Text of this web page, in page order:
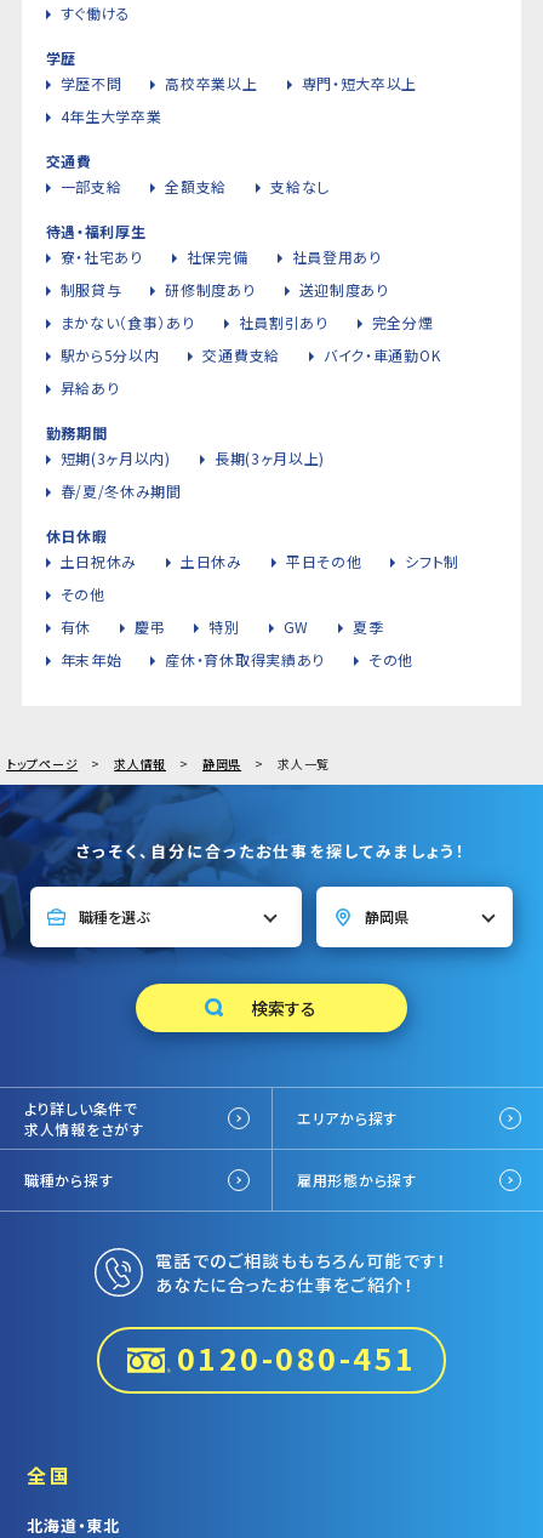
すぐ働ける
学歴
学歴不問
高校卒業以上
専門・短大卒以上
4年生大学卒業
交通費
一部支給
全額支給 支給なし
待遇・福利厚生
寮・社宅あり
社保完備
社員登用あり
制服貸与
研修制度あり
送迎制度あり
まかない（食事）あり
社員割引あり
完全分煙
駅から5分以内
交通費支給
バイク・車通勤OK
昇給あり
勤務期間
短期(3ヶ月以内)
長期(3ヶ月以上)
春/夏/冬休み期間
休日休暇
土日祝休み
土日休み 平日その他
シフト制
その他
有休
慶弔 特別 GW
夏季
年末年始
産休・育休取得実績あり その他
トップページ 求人情報 静岡県 求人一覧
さっそく、自分に合ったお仕事を探してみましょう！
より詳しい条件で
求人情報をさがす
エリアから探す
職種から探す 雇用形態から探す
電話でのご相談ももちろん可能です！
あなたに合ったお仕事をご紹介！
0120-080-451
全国
北海道・東北